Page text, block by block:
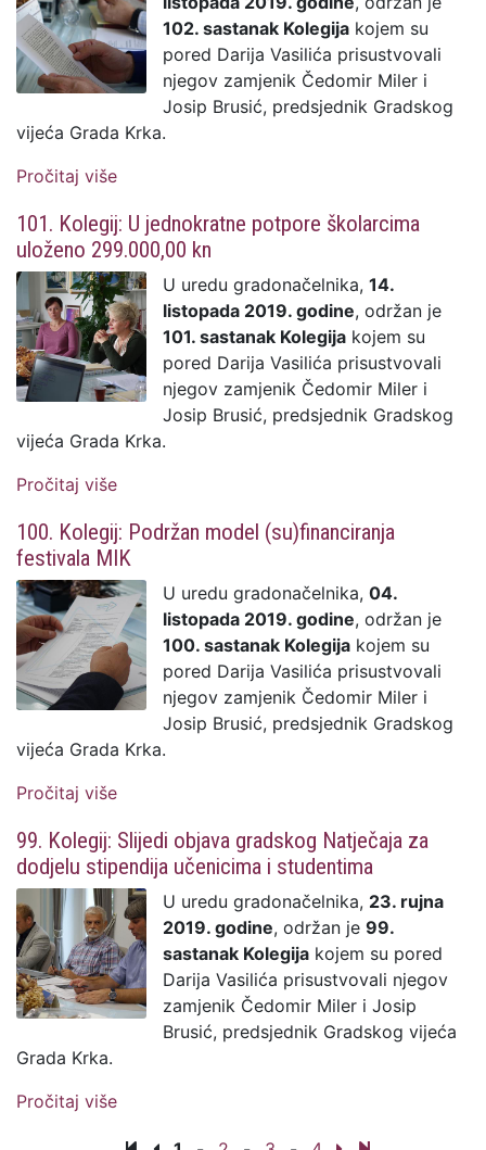
102. sastanak Kolegija kojem su
pored Darija Vasilića prisustvovali
njegov zamjenik Čedomir Miler i
Josip Brusić, predsjednik Gradskog
vijeća Grada Krka.
Pročitaj više
101. Kolegij: U jednokratne potpore školarcima
uloženo 299.000,00 kn
U uredu gradonačelnika, 14.
listopada 2019. godine, održan je
101. sastanak Kolegija kojem su
pored Darija Vasilića prisustvovali
njegov zamjenik Čedomir Miler i
Josip Brusić, predsjednik Gradskog
vijeća Grada Krka.
Pročitaj više
100. Kolegij: Podržan model (su)financiranja
festivala MIK
U uredu gradonačelnika, 04.
listopada 2019. godine, održan je
100. sastanak Kolegija kojem su
pored Darija Vasilića prisustvovali
njegov zamjenik Čedomir Miler i
Josip Brusić, predsjednik Gradskog
vijeća Grada Krka.
Pročitaj više
99. Kolegij: Slijedi objava gradskog Natječaja za
dodjelu stipendija učenicima i studentima
U uredu gradonačelnika, 23. rujna
2019. godine, održan je 99.
sastanak Kolegija kojem su pored
Darija Vasilića prisustvovali njegov
zamjenik Čedomir Miler i Josip
Brusić, predsjednik Gradskog vijeća
Grada Krka.
Pročitaj više